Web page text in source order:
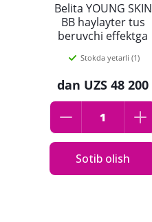
Belita YOUNG SKIN
BB haylayter tus
beruvchi effektga
porlash”, 30ml
Stokda yetarli (1)
dan UZS 48 200
Sotib olish